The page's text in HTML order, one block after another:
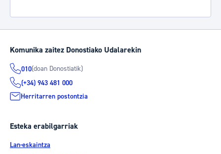
Komunika zaitez Donostiako Udalarekin
010(doan Donostiatik)
(+34) 943 481 000
Herritarren postontzia
Esteka erabilgarriak
Lan-eskaintza